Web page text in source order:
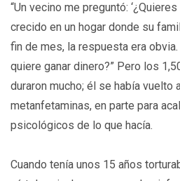
“Un vecino me preguntó:
crecido en un hogar donde su
fin de mes, la respuesta era obvia.
quiere ganar dinero?” Pero los
duraron mucho; él se había vuelto
metanfetaminas, en parte para
psicológicos de lo que hacía.
Cuando tenía unos 15 años